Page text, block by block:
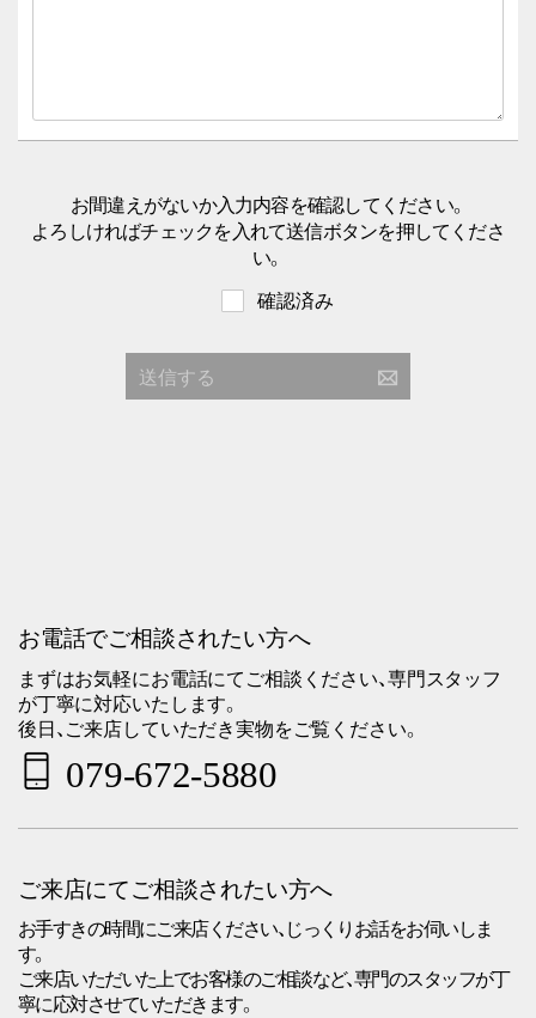
お間違えがないか入力内容を確認してください。
よろしければチェックを入れて送信ボタンを押してくださ
い。
確認済み
お電話でご相談されたい方へ
まずはお気軽にお電話にてご相談ください、専門スタッフ
が丁寧に対応いたします。
後日、ご来店していただき実物をご覧ください。
079-672-5880
ご来店にてご相談されたい方へ
お手すきの時間にご来店ください、じっくりお話をお伺いしま
す。
ご来店いただいた上でお客様のご相談など、専門のスタッフが丁
寧に応対させていただきます。